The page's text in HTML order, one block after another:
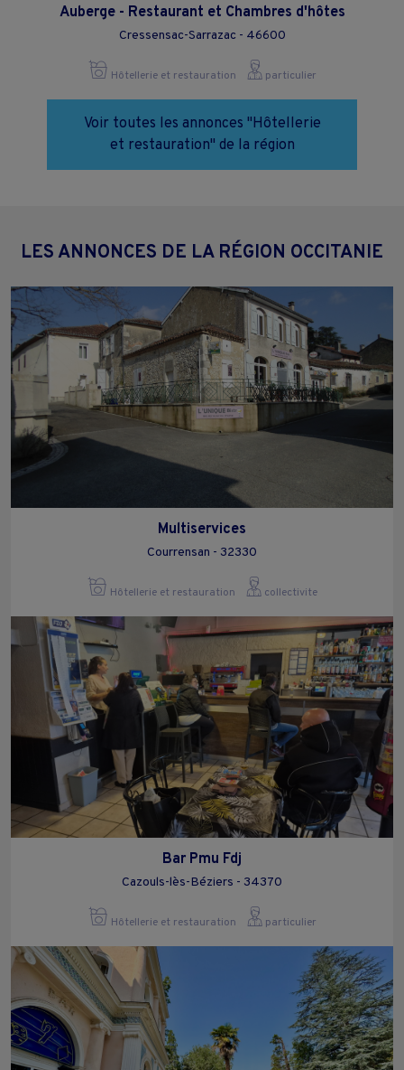
Auberge - Restaurant et Chambres d'hôtes
Cressensac-Sarrazac - 46600
Hôtellerie et restauration particulier
Voir toutes les annonces "Hôtellerie
et restauration" de la région
LES ANNONCES DE LA RÉGION OCCITANIE
Multiservices
Courrensan - 32330
Hôtellerie et restauration collectivite
Bar Pmu Fdj
Cazouls-lès-Béziers - 34370
Hôtellerie et restauration particulier